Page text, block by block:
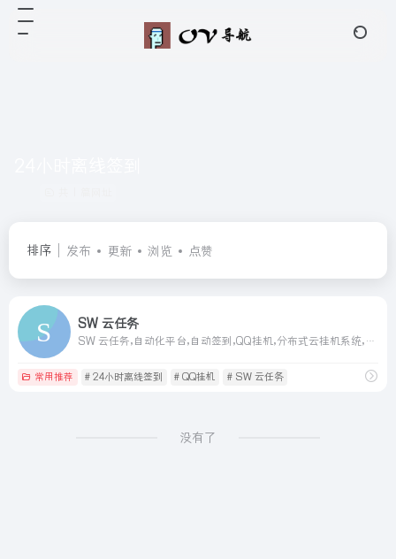
排序 发布 更新 浏览 点赞
SW 云任务
SW 云任务,自动化平台,自动签到,QQ挂机,分布式云挂机系统,空间离线助手,离线签到网站,24小时离线签到,签到挂机网站
常用推荐 # 24小时离线签到 # QQ挂机 # SW 云任务
没有了